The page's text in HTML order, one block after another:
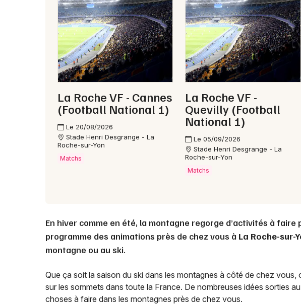
85 -
Choisir
Mon
La Roche VF - Cannes
(Football National 1)
Le 20/08/2026
Stade Henri Desgrange - La
Roche-sur-Yon
Matchs
La Roche VF -
Quevilly (Football
National 1)
Le 05/09/2026
Stade Henri Desgrange - La
Roche-sur-Yon
Matchs
En hiver comme en été, la montagne regorge d’activités à
programme des animations près de chez vous à La Roche-sur-
montagne ou au ski.
Que ça soit la saison du ski dans les montagnes à côté de chez vous,
sur les sommets dans toute la France. De nombreuses idées sorties
choses à faire dans les montagnes près de chez vous.